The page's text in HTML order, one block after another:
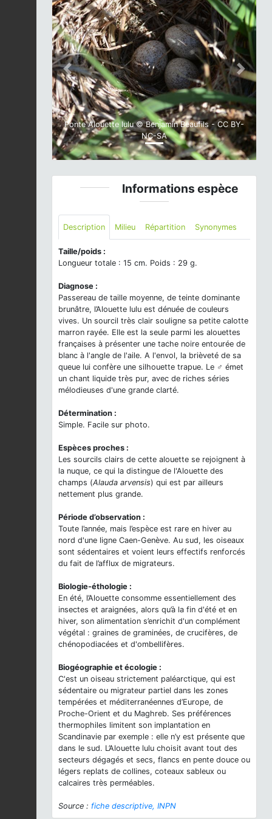
Ponte Alouette lulu © Benjamin Beaufils - CC BY-
NC-SA
Previous Next
Informations espèce
Description Milieu Répartition Synonymes
Taille/poids :
Longueur totale : 15 cm. Poids : 29 g.
Diagnose :
Passereau de taille moyenne, de teinte dominante
brunâtre, l’Alouette lulu est dénuée de couleurs
vives. Un sourcil très clair souligne sa petite calotte
marron rayée. Elle est la seule parmi les alouettes
françaises à présenter une tache noire entourée de
blanc à l'angle de l'aile. A l'envol, la brièveté de sa
queue lui confère une silhouette trapue. Le ♂ émet
un chant liquide très pur, avec de riches séries
mélodieuses d'une grande clarté.
Détermination :
Simple. Facile sur photo.
Espèces proches :
Les sourcils clairs de cette alouette se rejoignent à
la nuque, ce qui la distingue de l'Alouette des
champs (Alauda arvensis) qui est par ailleurs
nettement plus grande.
Période d’observation :
Toute l’année, mais l’espèce est rare en hiver au
nord d'une ligne Caen-Genève. Au sud, les oiseaux
sont sédentaires et voient leurs effectifs renforcés
du fait de l’afflux de migrateurs.
Biologie-éthologie :
En été, l’Alouette consomme essentiellement des
insectes et araignées, alors qu’à la fin d'été et en
hiver, son alimentation s’enrichit d'un complément
végétal : graines de graminées, de crucifères, de
chénopodiacées et d'ombellifères.
Biogéographie et écologie :
C'est un oiseau strictement paléarctique, qui est
sédentaire ou migrateur partiel dans les zones
tempérées et méditerranéennes d’Europe, de
Proche-Orient et du Maghreb. Ses préférences
thermophiles limitent son implantation en
Scandinavie par exemple : elle n’y est présente que
dans le sud. L’Alouette lulu choisit avant tout des
secteurs dégagés et secs, flancs en pente douce ou
légers replats de collines, coteaux sableux ou
calcaires très perméables.
Source : fiche descriptive, INPN